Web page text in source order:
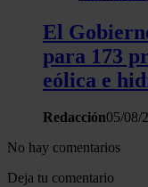
El
para 173
eólica e
Redacción05/08/
No hay comentarios
Deja tu comentario